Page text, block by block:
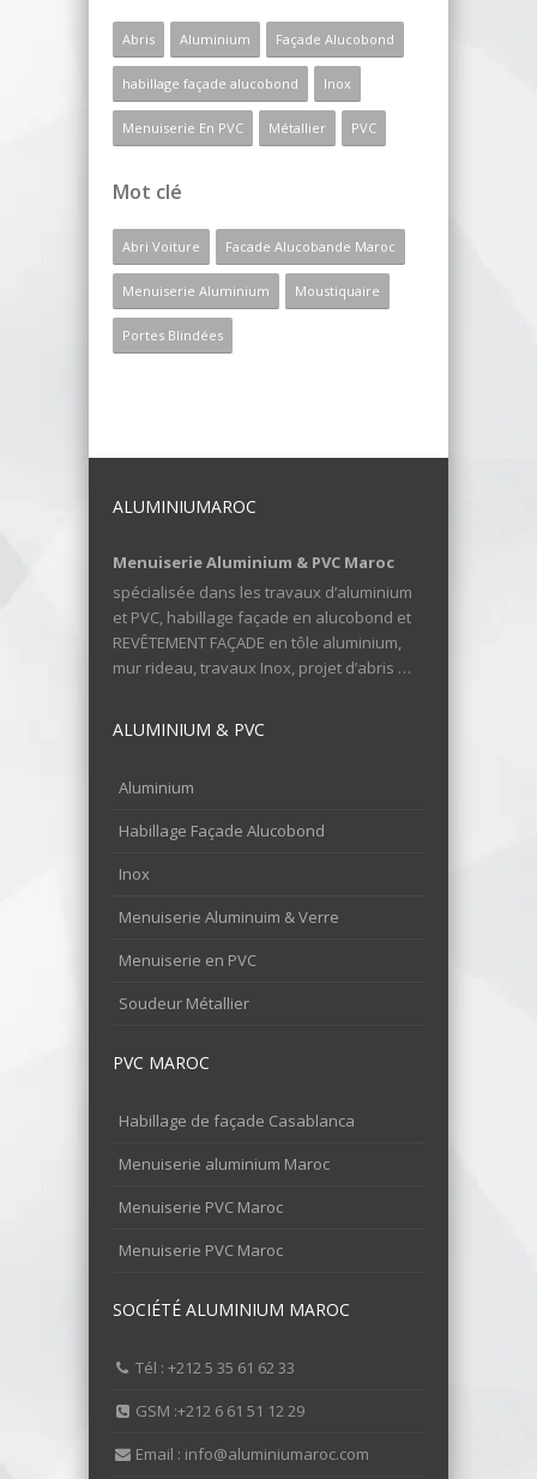
Abris Aluminium Façade Alucobond
habillage façade alucobond Inox
Menuiserie En PVC Métallier PVC
Mot clé
Abri Voiture Facade Alucobande Maroc
Menuiserie Aluminium Moustiquaire
Portes Blindées
ALUMINIUMAROC
Menuiserie Aluminium & PVC Maroc
spécialisée dans les travaux d’aluminium
et PVC, habillage façade en alucobond et
REVÊTEMENT FAÇADE en tôle aluminium,
mur rideau, travaux Inox, projet d’abris …
ALUMINIUM & PVC
Aluminium
Habillage Façade Alucobond
Inox
Menuiserie Aluminuim & Verre
Menuiserie en PVC
Soudeur Métallier
PVC MAROC
Habillage de façade Casablanca
Menuiserie aluminium Maroc
Menuiserie PVC Maroc
Menuiserie PVC Maroc
SOCIÉTÉ ALUMINIUM MAROC
Tél : +212 5 35 61 62 33
GSM :+212 6 61 51 12 29
Email : info@aluminiumaroc.com